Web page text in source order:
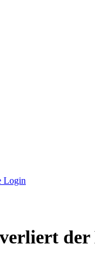
Login
der